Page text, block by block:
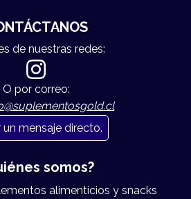
de nuestras redes:
O por correo:
un mensaje directo.
somos?
alimenticios y snacks